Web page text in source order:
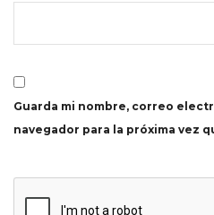
Guarda mi nombre, correo
navegador para la próxima vez